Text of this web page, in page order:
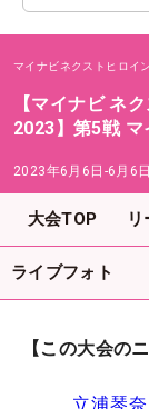
マイナビネクストヒロイ
【マイナビ ネ
2023】第5戦
2023年6月6日-6月6日
大会TOP
ライブフォト
【この大会の
立浦琴